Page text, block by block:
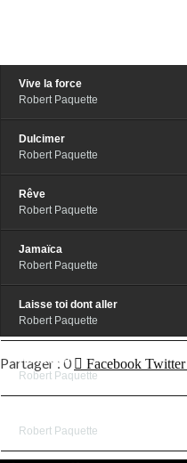
Vive la force
Robert Paquette
Dulcimer
Robert Paquette
Rêve
Robert Paquette
Jamaïca
Robert Paquette
Laisse toi dont aller
Robert Paquette
As-tu déja
Robert Paquette
Robert Paquette
0 Facebook Twitter